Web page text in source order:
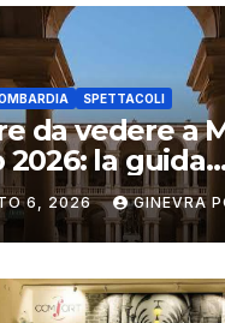
SPETTACOLI
da vedere a
la guida
6, 2026 GINEVRA